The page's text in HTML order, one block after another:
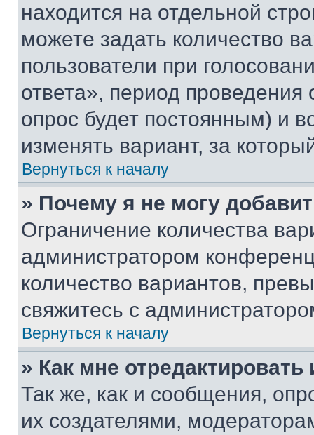
находится на отдельной
можете задать количество
пользователи при
ответа», период проведения
опрос будет постоянным) и
изменять вариант, за
Вернуться к началу
» Почему я не могу
Ограничение количества
администратором
количество вариантов,
свяжитесь с
Вернуться к началу
» Как мне
Так же, как и сообщения,
их создателями,